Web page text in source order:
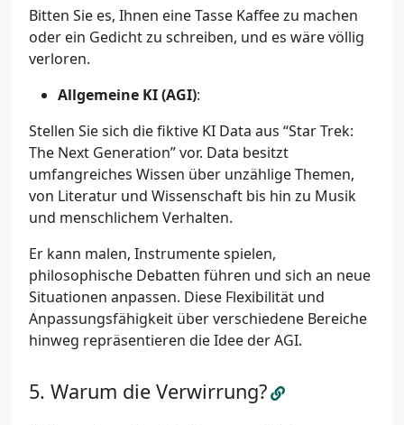
Bitten Sie es, Ihnen eine Tasse Kaffee zu machen
oder ein Gedicht zu schreiben, und es wäre völlig
verloren.
Allgemeine KI (AGI):
Stellen Sie sich die fiktive KI Data aus “Star Trek:
The Next Generation” vor. Data besitzt
umfangreiches Wissen über unzählige Themen,
von Literatur und Wissenschaft bis hin zu Musik
und menschlichem Verhalten.
Er kann malen, Instrumente spielen,
philosophische Debatten führen und sich an neue
Situationen anpassen. Diese Flexibilität und
Anpassungsfähigkeit über verschiedene Bereiche
hinweg repräsentieren die Idee der AGI.
Warum die Verwirrung?